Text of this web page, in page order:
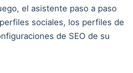
el asistente paso a paso
sociales, los perfiles de
de SEO de su